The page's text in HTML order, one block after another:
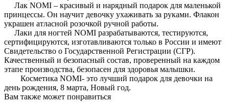
Лак NOMI – красивый и нарядный подарок для маленькой
принцессы. Он научит девочку ухаживать за руками. Флакон
украшен атласной розочкой ручной работы.
Лаки для ногтей NOMI разрабатываются, тестируются,
сертифицируются, изготавливаются только в России и имеют
Свидетельство о Государственной Регистрации (СГР).
Качественный и безопасный состав, проверенный на каждом
этапе производства, безопасен для здоровья малышки.
Косметика NOMI- это лучший подарок для девочки на
день рождения, 8 марта, Новый год.
Вам также может понравиться